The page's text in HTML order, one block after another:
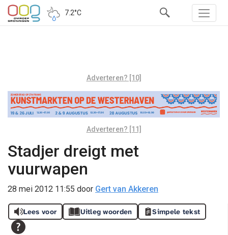
7.2°C
Adverteren? [10]
Adverteren? [11]
Stadjer dreigt met
vuurwapen
28 mei 2012 11:55 door Gert van Akkeren
Lees voor Uitleg woorden Simpele tekst